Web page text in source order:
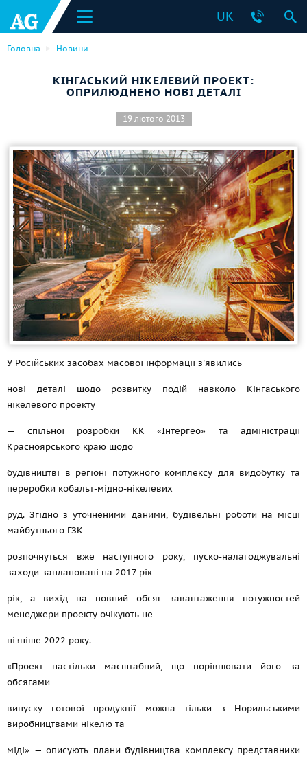
UK
Головна Новини
КІНГАСЬКИЙ НІКЕЛЕВИЙ ПРОЕКТ:
ОПРИЛЮДНЕНО НОВІ ДЕТАЛІ
19 лютого 2013
У Російських засобах масової інформації з'явились
нові деталі щодо розвитку подій навколо Кінгаського
нікелевого проекту
— спільної розробки КК «Інтергео» та адміністрації
Красноярського краю щодо
будівництві в регіоні потужного комплексу для видобутку та
переробки кобальт-мідно-нікелевих
руд. Згідно з уточненими даними, будівельні роботи на місці
майбутнього ГЗК
розпочнуться вже наступного року, пуско-налагоджувальні
заходи заплановані на 2017 рік
рік, а вихід на повний обсяг завантаження потужностей
менеджери проекту очікують не
пізніше 2022 року.
«Проект настільки масштабний, що порівнювати його за
обсягами
випуску готової продукції можна тільки з Норильськими
виробництвами нікелю та
міді» — описують плани будівництва комплексу представники